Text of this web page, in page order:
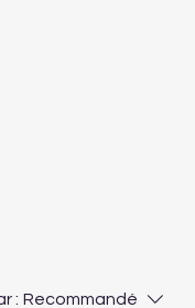
: Recommandé